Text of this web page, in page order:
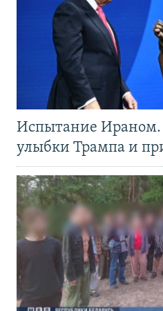
Испытание Ираном.
улыбки Трампа и